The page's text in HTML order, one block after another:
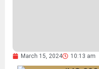
March 15, 2024 10:13 am